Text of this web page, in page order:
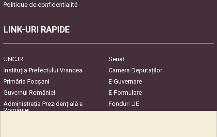
Politique de confidentialité
LINK-URI RAPIDE
UNCJR
Senat
Instituția Prefectului Vrancea
Camera Deputaților
Primăria Focşani
E-Guvernare
Guvernul României
E-Formulare
Administrația Prezidențială a
României
Fonduri UE